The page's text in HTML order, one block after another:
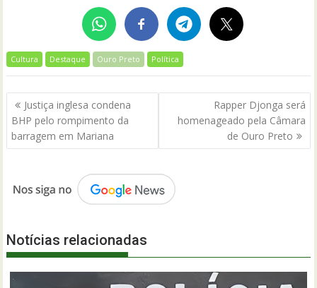
Cultura Destaque Ouro Preto Política
Navegação
de
Post
Justiça inglesa condena
BHP pelo rompimento da
barragem em Mariana
Rapper Djonga será
homenageado pela Câmara
de Ouro Preto
Notícias relacionadas